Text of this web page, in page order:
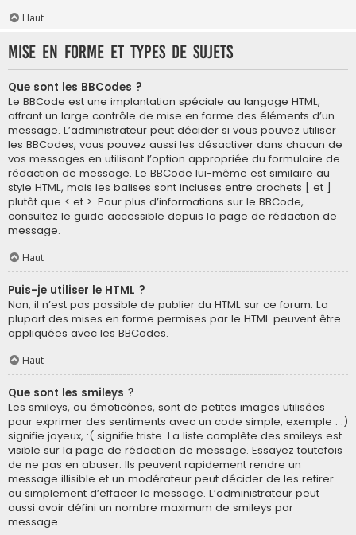
Haut
Mise en forme et types de sujets
Que sont les BBCodes ?
Le BBCode est une implantation spéciale au langage HTML,
offrant un large contrôle de mise en forme des éléments d’un
message. L’administrateur peut décider si vous pouvez utiliser
les BBCodes, vous pouvez aussi les désactiver dans chacun de
vos messages en utilisant l’option appropriée du formulaire de
rédaction de message. Le BBCode lui-même est similaire au
style HTML, mais les balises sont incluses entre crochets [ et ]
plutôt que < et >. Pour plus d’informations sur le BBCode,
consultez le guide accessible depuis la page de rédaction de
message.
Haut
Puis-je utiliser le HTML ?
Non, il n’est pas possible de publier du HTML sur ce forum. La
plupart des mises en forme permises par le HTML peuvent être
appliquées avec les BBCodes.
Haut
Que sont les smileys ?
Les smileys, ou émoticônes, sont de petites images utilisées
pour exprimer des sentiments avec un code simple, exemple : :)
signifie joyeux, :( signifie triste. La liste complète des smileys est
visible sur la page de rédaction de message. Essayez toutefois
de ne pas en abuser. Ils peuvent rapidement rendre un
message illisible et un modérateur peut décider de les retirer
ou simplement d’effacer le message. L’administrateur peut
aussi avoir défini un nombre maximum de smileys par
message.